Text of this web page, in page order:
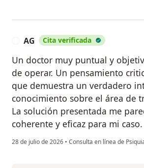
AG Cita verificada
Un doctor muy puntual y
de operar. Un pensamiento
que demuestra un verdadero
conocimiento sobre el área de
La solución presentada me
coherente y eficaz para mi caso.
28 de julio de 2026 • Consulta en línea de